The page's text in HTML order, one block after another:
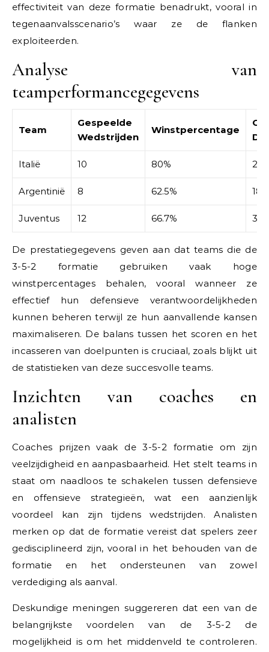
effectiviteit van deze formatie benadrukt, vooral in
tegenaanvalsscenario’s waar ze de flanken
exploiteerden.
Analyse van
teamperformancegegevens
Team
Gespeelde
Wedstrijden
Winstpercentage
Italië 10 80% 25
Argentinië 8 62.5% 18
Juventus 12 66.7% 30
De prestatiegegevens geven aan dat teams die de
3-5-2 formatie gebruiken vaak hoge
winstpercentages behalen, vooral wanneer ze
effectief hun defensieve verantwoordelijkheden
kunnen beheren terwijl ze hun aanvallende kansen
maximaliseren. De balans tussen het scoren en het
incasseren van doelpunten is cruciaal, zoals blijkt uit
de statistieken van deze succesvolle teams.
Inzichten van coaches en
analisten
Coaches prijzen vaak de 3-5-2 formatie om zijn
veelzijdigheid en aanpasbaarheid. Het stelt teams in
staat om naadloos te schakelen tussen defensieve
en offensieve strategieën, wat een aanzienlijk
voordeel kan zijn tijdens wedstrijden. Analisten
merken op dat de formatie vereist dat spelers zeer
gedisciplineerd zijn, vooral in het behouden van de
formatie en het ondersteunen van zowel
verdediging als aanval.
Deskundige meningen suggereren dat een van de
belangrijkste voordelen van de 3-5-2 de
mogelijkheid is om het middenveld te controleren.